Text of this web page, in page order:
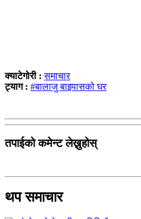
क्याटेगोरी :समाचार
ट्याग : #बालाजु बाइपासको घर
तपाईको कमेन्ट लेख्नुहोस्
थप समाचार